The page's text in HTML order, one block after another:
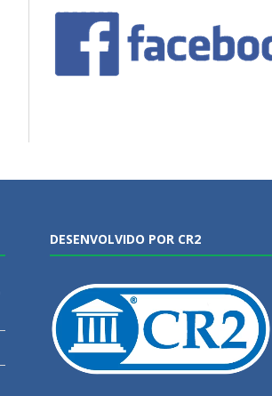
DESENVOLVIDO POR CR2